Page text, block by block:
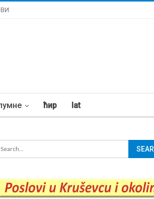
ћир lat